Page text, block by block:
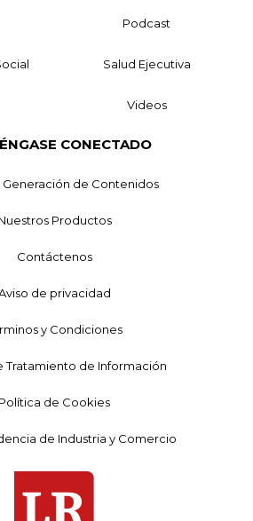
Podcast
Salud Ejecutiva
Videos
CONECTADO
Generación de Contenidos
Productos
Contáctenos
de privacidad
y Condiciones
Tratamiento de Información
Política de Cookies
de Industria y Comercio